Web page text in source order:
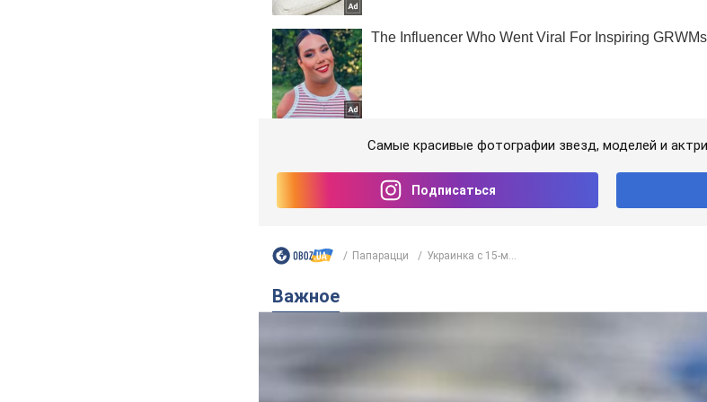
Самые красивые фотографии звезд, моделей и
Подписаться
Папарацци Украинка с 15-м...
Важное